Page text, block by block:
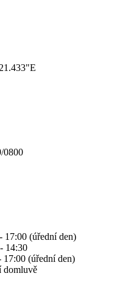
0800
(úřední den)
14:30
(úřední den)